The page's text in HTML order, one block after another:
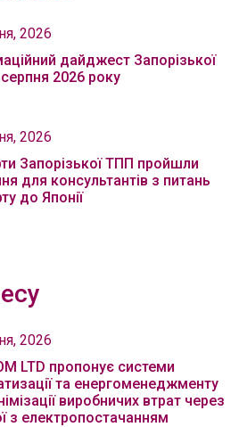
2026
дайджест Запорізької
2026 року
2026
Запорізької ТПП пройшли
для консультантів з питань
до Японії
2026
LTD пропонує системи
та енергоменеджменту
виробничих втрат через
з електропостачанням